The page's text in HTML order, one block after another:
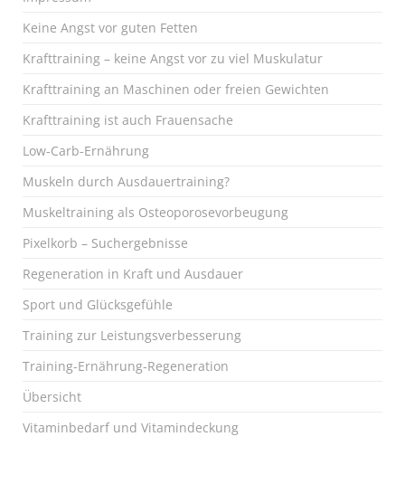
Keine Angst vor guten Fetten
Krafttraining – keine Angst vor zu viel Muskulatur
Krafttraining an Maschinen oder freien Gewichten
Krafttraining ist auch Frauensache
Low-Carb-Ernährung
Muskeln durch Ausdauertraining?
Muskeltraining als Osteoporosevorbeugung
Pixelkorb – Suchergebnisse
Regeneration in Kraft und Ausdauer
Sport und Glücksgefühle
Training zur Leistungsverbesserung
Training-Ernährung-Regeneration
Übersicht
Vitaminbedarf und Vitamindeckung